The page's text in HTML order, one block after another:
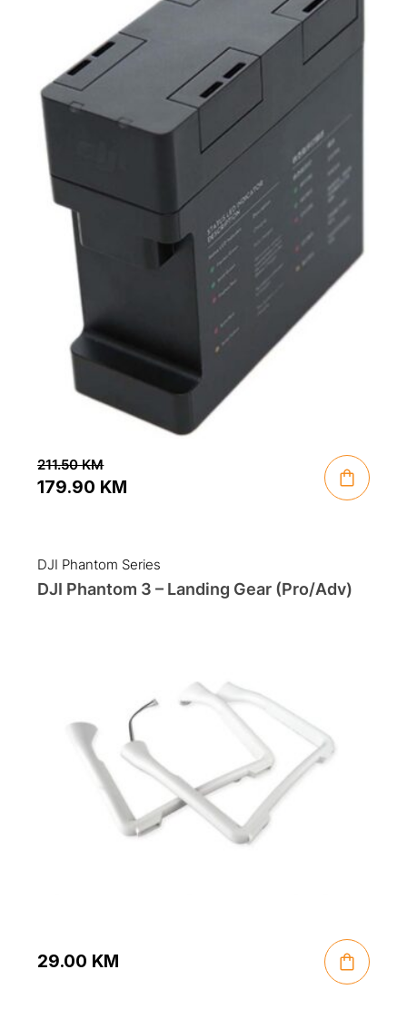
211.50KM
was:
211.50 KM.
179.90 KM
is:
179.90 KM.
DJI Phantom Series
DJI Phantom 3 – Landing Gear (Pro/Adv)
29.00 KM